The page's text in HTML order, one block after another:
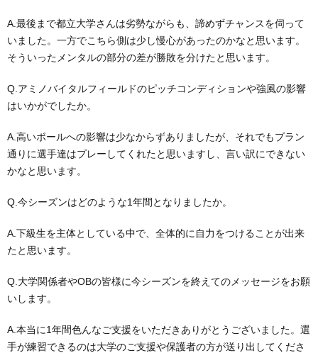
A.最後まで都立大学さんは劣勢ながらも、諦めずチャンスを伺って
いました。一方でこちら側は少し慢心があったのかなと思います。
そういったメンタルの部分の差が勝敗を分けたと思います。
Q.アミノバイタルフィールドのピッチコンディションや強風の影響
はいかがでしたか。
A.高いボールへの影響は少なからずありましたが、それでもプラン
通りに選手達はプレーしてくれたと思いますし、言い訳にできない
かなと思います。
Q.今シーズンはどのような1年間となりましたか。
A.下級生を主体としている中で、全体的に自力をつけることが出来
たと思います。
Q.大学関係者やOBの皆様に今シーズンを終えてのメッセージをお願
いします。
A.本当に1年間色んなご支援をいただきありがとうございました。選
手が練習できるのは大学のご支援や保護者の方が送り出してくださ